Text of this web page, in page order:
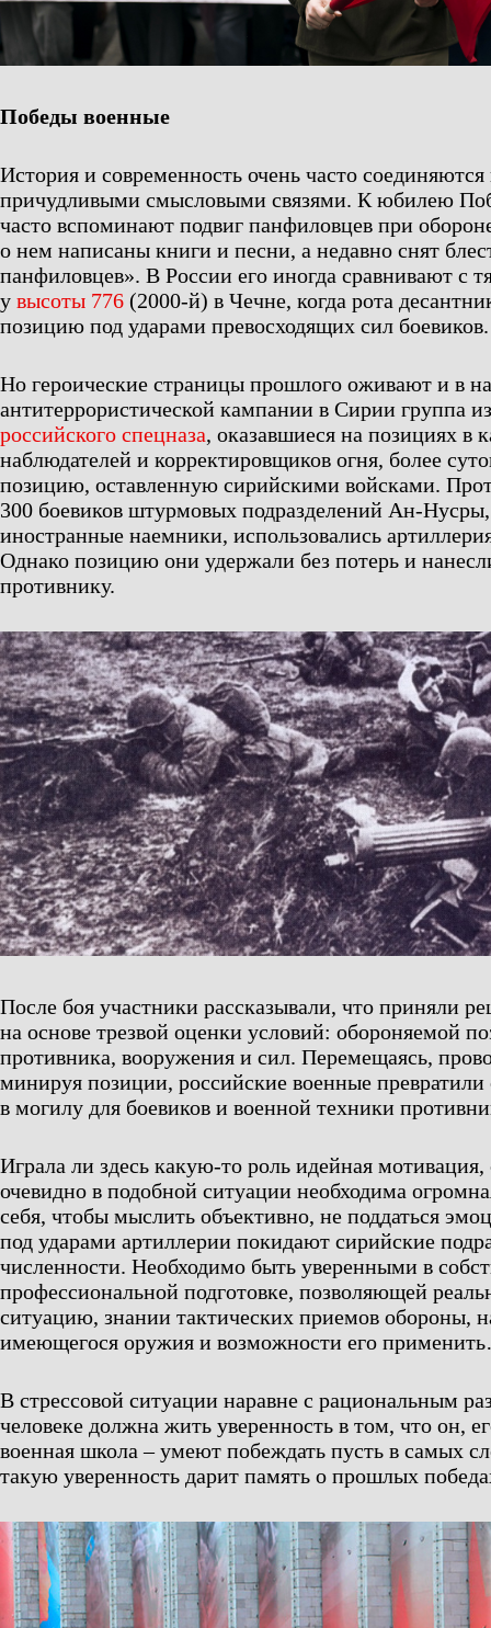
Победы военные
История и современность очень часто соединяются
причудливыми смысловыми связями. К юбилею
часто вспоминают подвиг панфиловцев при
о нем написаны книги и песни, а недавно снят
панфиловцев». В России его иногда сравнивают с
у высоты 776 (2000-й) в Чечне, когда рота
позицию под ударами превосходящих сил боевиков.
Но героические страницы прошлого оживают и в
антитеррористической кампании в Сирии группа
российского спецназа, оказавшиеся на позициях в
наблюдателей и корректировщиков огня, более
позицию, оставленную сирийскими войсками.
300 боевиков штурмовых подразделений Ан-
иностранные наемники, использовались
Однако позицию они удержали без потерь и
противнику.
После боя участники рассказывали, что приняли
на основе трезвой оценки условий: обороняемой
противника, вооружения и сил. Перемещаясь,
минируя позиции, российские военные
в могилу для боевиков и военной техники
Играла ли здесь какую-то роль идейная
очевидно в подобной ситуации необходима
себя, чтобы мыслить объективно, не поддаться
под ударами артиллерии покидают сирийские
численности. Необходимо быть уверенными в
профессиональной подготовке, позволяющей
ситуацию, знании тактических приемов обороны,
имеющегося оружия и возможности его
В стрессовой ситуации наравне с рациональным
человеке должна жить уверенность в том, что он,
военная школа – умеют побеждать пусть в самых
такую уверенность дарит память о прошлых